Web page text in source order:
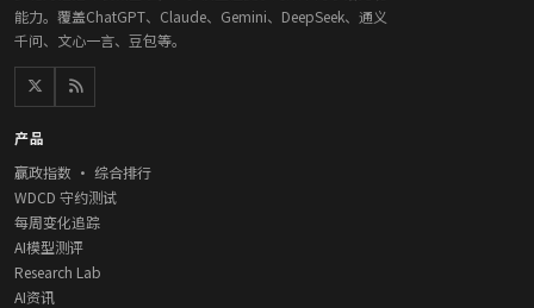
能力。覆盖ChatGPT、Claude、Gemini、DeepSeek、通义
千问、文心一言、豆包等。
产品
赢政指数 · 综合排行
WDCD 守约测试
每周变化追踪
AI模型测评
Research Lab
AI资讯